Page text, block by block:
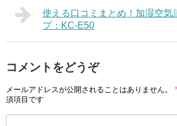
使える口コミまとめ！加湿空気
プ：KC-E50
コメントをどうぞ
メールアドレスが公開されることはありません。 *
須項目です